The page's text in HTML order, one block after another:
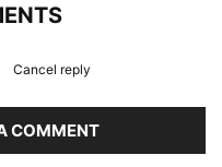
Cancel reply
COMMENT